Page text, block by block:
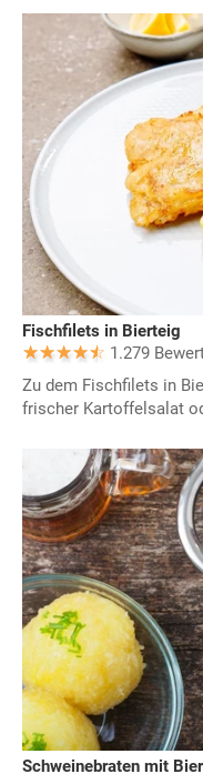
Fischfilets in Bierteig
1.279
Zu dem Fischfilets in
frischer Kartoffelsalat
Schweinebraten mit Bier